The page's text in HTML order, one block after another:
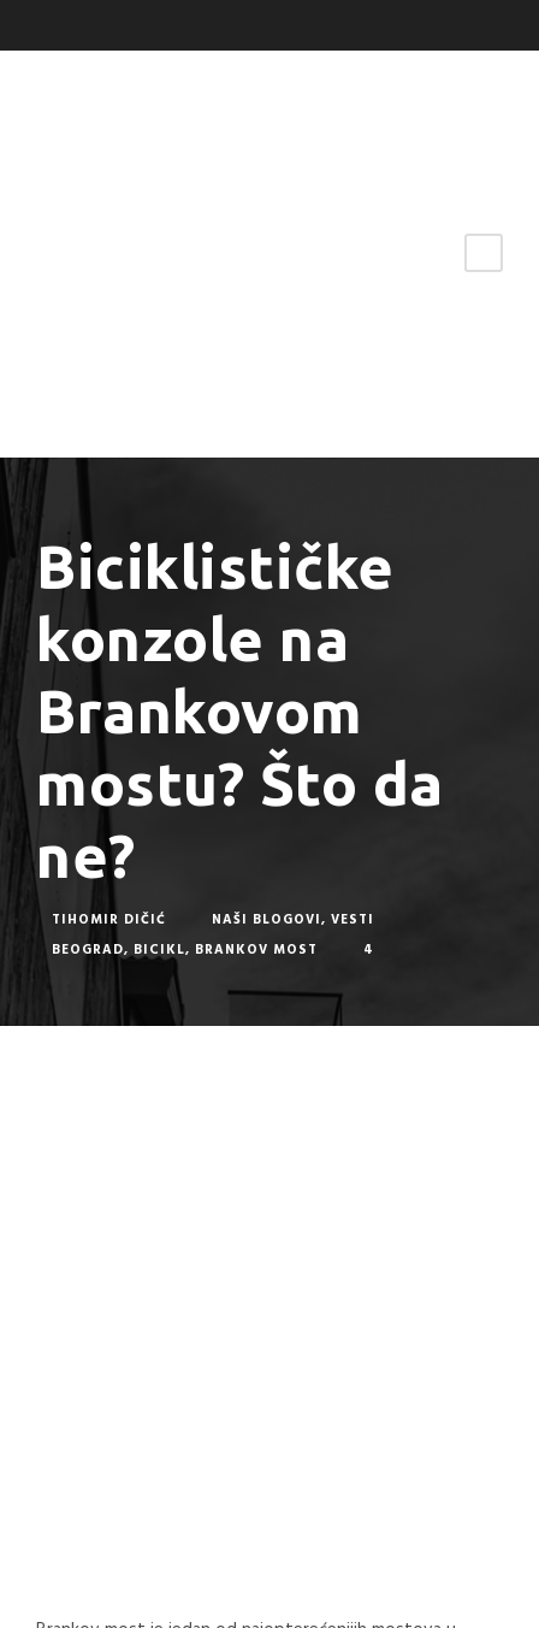
Biciklističke
konzole na
Brankovom
mostu? Što da
ne?
TIHOMIR DIČIĆ NAŠI BLOGOVI, VESTI
BEOGRAD, BICIKL, BRANKOV MOST 4